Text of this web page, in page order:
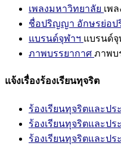
เพลงมหาวิทยาลัย เพ
ชื่อปริญญา อักษรย่อ
แบรนด์จุฬาฯ แบรนด์จุ
ภาพบรรยากาศ ภาพบ
แจ้งเรื่องร้องเรียนทุจริต
ร้องเรียนทุจริตและป
ร้องเรียนทุจริตและป
ร้องเรียนทุจริตและป